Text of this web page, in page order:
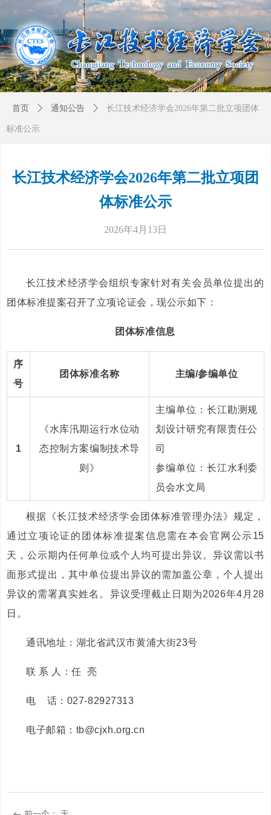
长江技术经济学会2026年第二批立项团
体标准公示
2026年4月13日
长江技术经济学会组织专家针对有关会员单位提出的
团体标准提案召开了立项论证会，现公示如下：
团体标准信息
序
号
团体标准名称 主编/参编单位
1
《水库汛期运行水位动
态控制方案编制技术导
则》
主编单位：长江勘测规
划设计研究有限责任公
司
参编单位：长江水利委
员会水文局
根据《长江技术经济学会团体标准管理办法》规定，
通过立项论证的团体标准提案信息需在本会官网公示15
天，公示期内任何单位或个人均可提出异议。异议需以书
面形式提出，其中单位提出异议的需加盖公章，个人提出
异议的需署真实姓名。异议受理截止日期为2026年4月28
日。
通讯地址：湖北省武汉市黄浦大街23号
联 系 人：任 亮
电 话：027-82927313
电子邮箱：tb@cjxh.org.cn
首页 ꄲ 通知公告 ꄲ 长江技术经济学会2026年第二批立项团体
标准公示